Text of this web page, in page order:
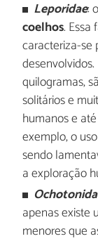
Leporidae:
coelhos. Essa
caracteriza-se
quilogramas,
solitários e
humanos e
exemplo, o
sendo
a exploração
apenas existe
menores que